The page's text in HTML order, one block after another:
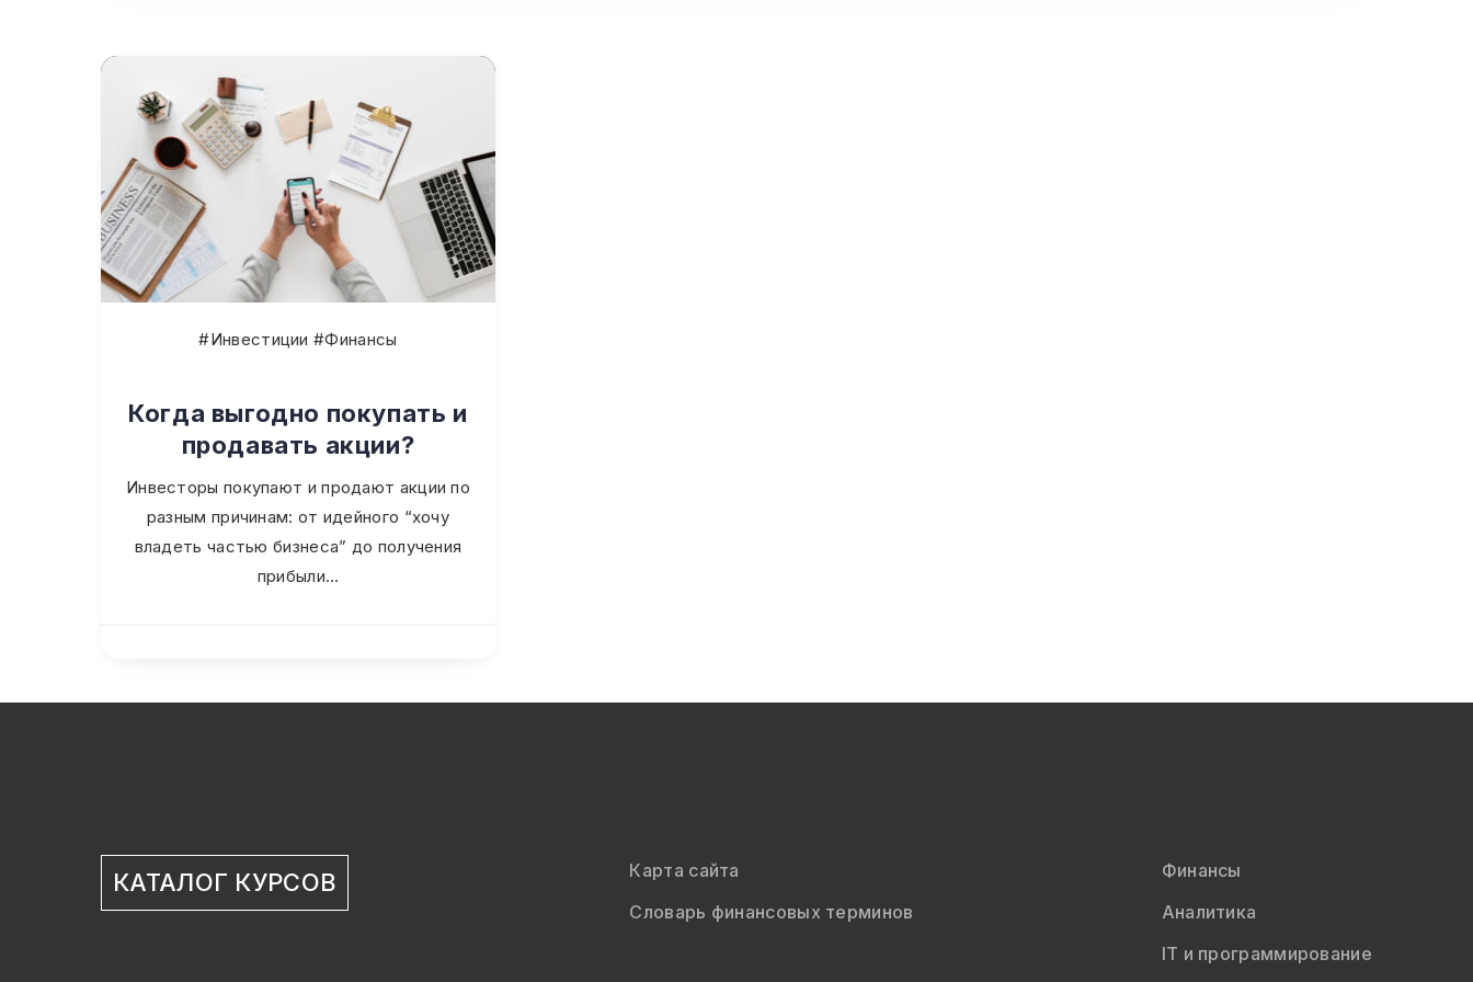
#Инвестиции #Финансы
Когда выгодно покупать и
продавать акции?
Инвесторы покупают и продают акции по
разным причинам: от идейного “хочу
владеть частью бизнеса” до получения
прибыли…
КАТАЛОГ КУРСОВ
Карта сайта
Словарь финансовых терминов
Финансы
Аналитика
IT и программирование